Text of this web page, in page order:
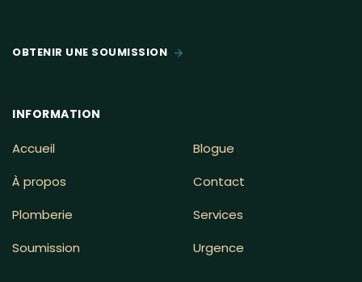
OBTENIR UNE SOUMISSION
INFORMATION
Accueil
Blogue
À propos
Contact
Plomberie
Services
Soumission
Urgence